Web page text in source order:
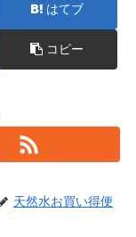
はてブ
コピー
天然水お買い得便